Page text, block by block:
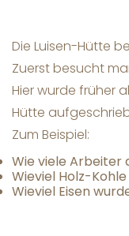
Die Luisen-Hütte
Zuerst besucht
Hier wurde früher
Hütte
Zum Beispiel:
Wie viele Arbeiter
Wieviel Holz-
Wieviel Eisen